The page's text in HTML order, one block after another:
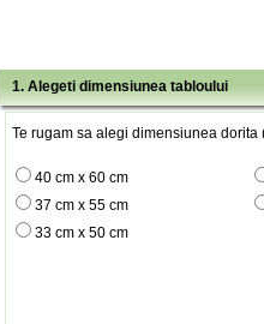
1. Alegeti dimensiunea tabloului
Te rugam sa alegi dimensiunea dorita
40 cm x 60 cm
37 cm x 55 cm
33 cm x 50 cm